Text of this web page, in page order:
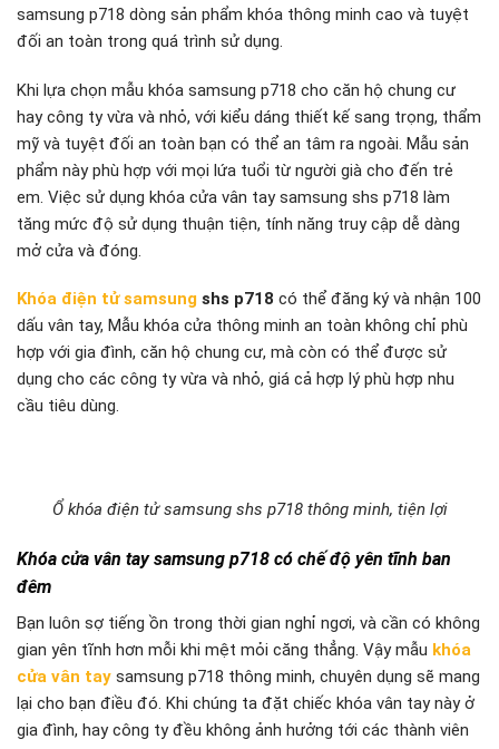
samsung p718 dòng sản phẩm khóa thông minh cao và tuyệt
đối an toàn trong quá trình sử dụng.
Khi lựa chọn mẫu khóa samsung p718 cho căn hộ chung cư
hay công ty vừa và nhỏ, với kiểu dáng thiết kế sang trọng, thẩm
mỹ và tuyệt đối an toàn bạn có thể an tâm ra ngoài. Mẫu sản
phẩm này phù hợp với mọi lứa tuổi từ người già cho đến trẻ
em. Việc sử dụng khóa cửa vân tay samsung shs p718 làm
tăng mức độ sử dụng thuận tiện, tính năng truy cập dễ dàng
mở cửa và đóng.
Khóa điện tử samsung shs p718 có thể đăng ký và nhận 100
dấu vân tay, Mẫu khóa cửa thông minh an toàn không chỉ phù
hợp với gia đình, căn hộ chung cư, mà còn có thể được sử
dụng cho các công ty vừa và nhỏ, giá cả hợp lý phù hợp nhu
cầu tiêu dùng.
Ổ khóa điện tử samsung shs p718 thông minh, tiện lợi
Khóa cửa vân tay samsung p718 có chế độ yên tĩnh ban
đêm
Bạn luôn sợ tiếng ồn trong thời gian nghỉ ngơi, và cần có không
gian yên tĩnh hơn mỗi khi mệt mỏi căng thẳng. Vậy mẫu khóa
cửa vân tay samsung p718 thông minh, chuyên dụng sẽ mang
lại cho bạn điều đó. Khi chúng ta đặt chiếc khóa vân tay này ở
gia đình, hay công ty đều không ảnh hưởng tới các thành viên